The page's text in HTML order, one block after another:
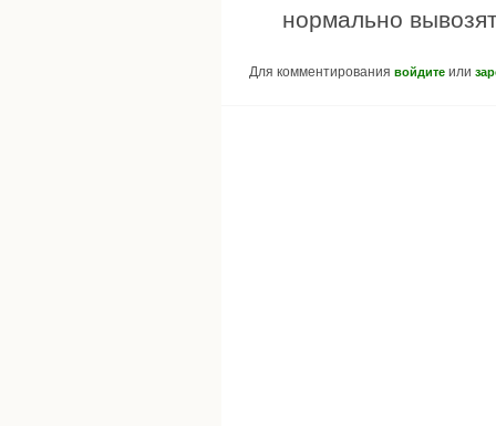
нормально
Для комментирования войдите или